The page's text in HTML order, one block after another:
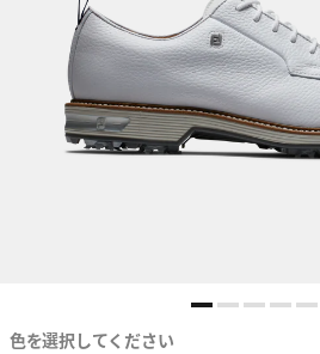
色を選択してください